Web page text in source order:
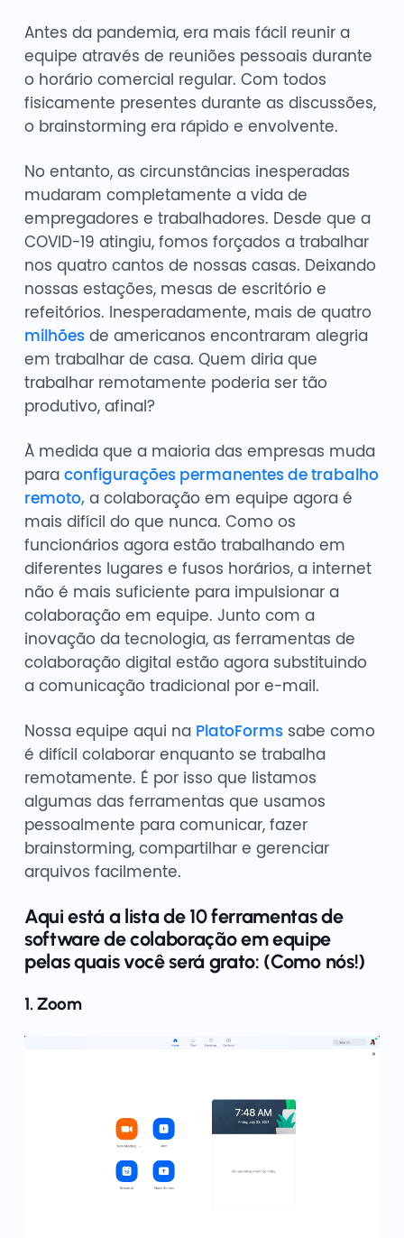
Antes da pandemia, era mais fácil reunir a
equipe através de reuniões pessoais durante
o horário comercial regular. Com todos
fisicamente presentes durante as discussões,
o brainstorming era rápido e envolvente.
No entanto, as circunstâncias inesperadas
mudaram completamente a vida de
empregadores e trabalhadores. Desde que a
COVID-19 atingiu, fomos forçados a trabalhar
nos quatro cantos de nossas casas. Deixando
nossas estações, mesas de escritório e
refeitórios. Inesperadamente, mais de quatro
milhõesde americanos encontraram alegria
em trabalhar de casa. Quem diria que
trabalhar remotamente poderia ser tão
produtivo, afinal?
À medida que a maioria das empresas muda
para configurações permanentes de trabalho
remoto,a colaboração em equipe agora é
mais difícil do que nunca. Como os
funcionários agora estão trabalhando em
diferentes lugares e fusos horários, a internet
não é mais suficiente para impulsionar a
colaboração em equipe. Junto com a
inovação da tecnologia, as ferramentas de
colaboração digital estão agora substituindo
a comunicação tradicional por e-mail.
Nossa equipe aqui na PlatoFormssabe como
é difícil colaborar enquanto se trabalha
remotamente. É por isso que listamos
algumas das ferramentas que usamos
pessoalmente para comunicar, fazer
brainstorming, compartilhar e gerenciar
arquivos facilmente.
Aqui está a lista de 10 ferramentas de
software de colaboração em equipe
pelas quais você será grato: (Como nós!)
1. Zoom